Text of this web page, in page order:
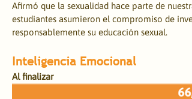
Afirmó que la sexualidad hace parte de
estudiantes asumieron el compromiso de
responsablemente su educación sexual.
Inteligencia Emocional
Al finalizar